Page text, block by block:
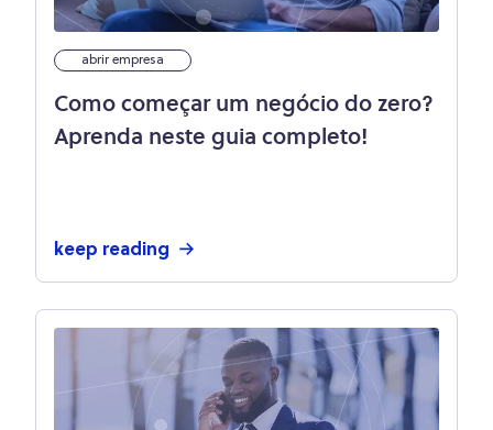
abrir empresa
Como começar um negócio do zero?
Aprenda neste guia completo!
keep reading